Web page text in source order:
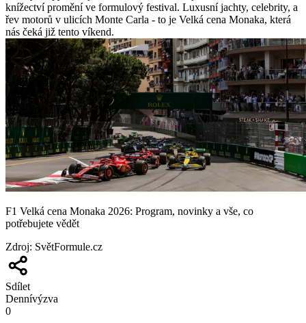
knížectví promění ve formulový festival. Luxusní jachty, celebrity, a
řev motorů v ulicích Monte Carla - to je Velká cena Monaka, která
nás čeká již tento víkend.
F1 Velká cena Monaka 2026: Program, novinky a vše, co
potřebujete vědět
Zdroj: SvětFormule.cz
Sdílet
Dennívýzva
0